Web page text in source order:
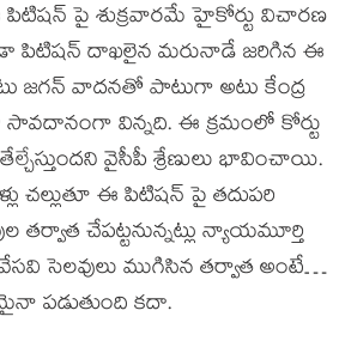
పై శుక్రవారమే హైకోర్టు విచారణ
పిటిషన్ దాఖలైన మరునాడే జరిగిన ఈ
జగన్ వాదనతో పాటుగా అటు కేంద్ర
సావదానంగా విన్నది. ఈ క్రమంలో కోర్టు
వైసీపీ శ్రేణులు భావించాయి.
చల్లుతూ ఈ పిటిషన్ పై తదుపరి
తర్వాత చేపట్టనున్నట్లు న్యాయమూర్తి
సెలవులు ముగిసిన తర్వాత అంటే…
పడుతుంది కదా.